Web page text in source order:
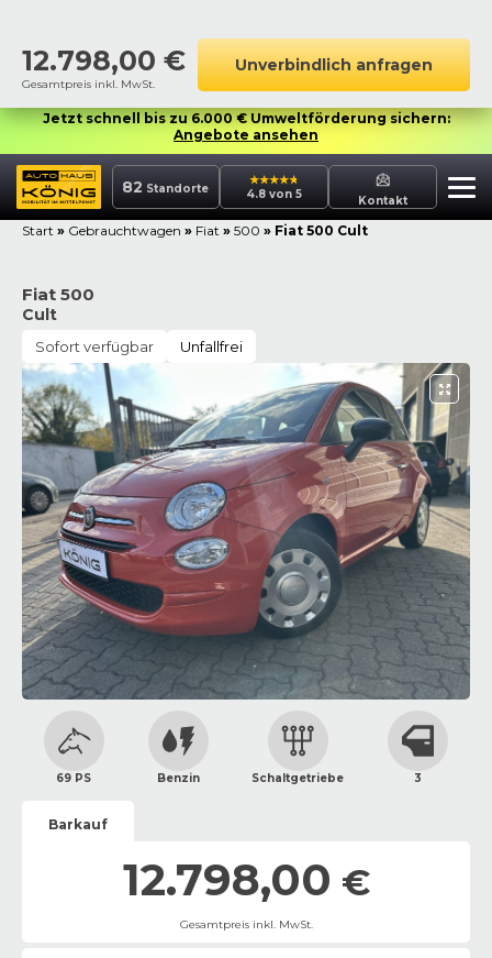
12.798,00 €
Gesamtpreis inkl. MwSt.
Unverbindlich anfragen
Jetzt schnell bis zu 6.000 € Umweltförderung sichern:
Angebote ansehen
82 Standorte 4.8 von 5 Kontakt
Start » Gebrauchtwagen » Fiat » 500 » Fiat 500 Cult
Fiat 500
Cult
Sofort verfügbar Unfallfrei
69 PS Benzin Schaltgetriebe 3
Barkauf
12.798,00 €
Gesamtpreis inkl. MwSt.